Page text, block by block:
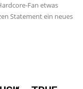
Fan etwas
Statement ein neues